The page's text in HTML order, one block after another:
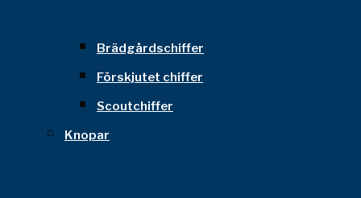
Brädgårdschiffer
Förskjutet chiffer
Scoutchiffer
Knopar